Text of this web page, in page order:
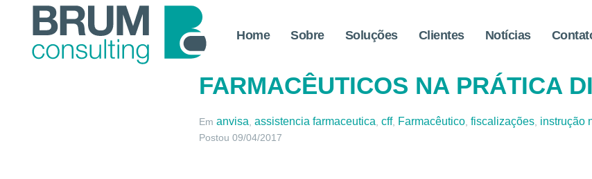
Home Sobre Soluções Clientes Notícias
SERVIÇOS E PROCEDIMENTOS
FARMACÊUTICOS NA PRÁTICA
Em anvisa assistencia farmaceutica cff, Farmacêutico fiscalizações instrução
Postou 09/04/2017